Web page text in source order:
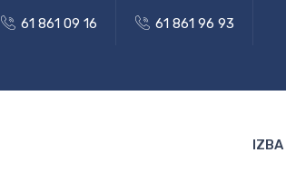
61 861 09 16
61 861 96 93
IZBA